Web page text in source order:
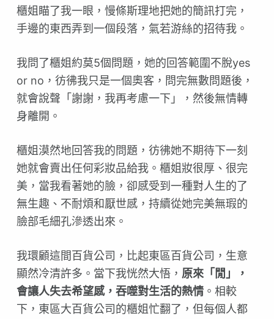
櫃姐瞄了我一眼，慢條斯理地把她的簡訊打完，
手邊的東西弄到一個段落，氣若游絲的招待我。
我問了櫃姐約莫5個問題，她的回答範圍不脫yes
or no，彷彿我只是一個奧客，問完無數問題後，
就會說聲「謝謝，我再考慮一下」，然後無情轉
身離開。
櫃姐漠然地回答我的問題，彷彿她不期待下一刻
她就會賣出任何彩妝品給我。櫃姐妝很厚、很完
美，當我看著她的臉，卻感受到一種對人生的了
無生趣、不耐煩和厭世感，持續從她完美無瑕的
臉部毛細孔滲透出來。
我環顧這間百貨公司，比起東區百貨公司，生意
顯然冷清許多。當下我恍然大悟， 原來「閒」，
會讓人失去希望感，吞噬對生活的熱情。相較
下，東區大百貨公司的櫃姐忙翻了，但每個人都